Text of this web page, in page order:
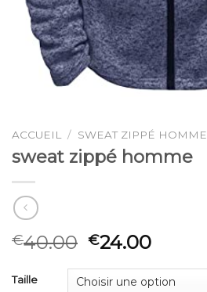
ACCUEIL / SWEAT ZIPPÉ HOMME
sweat zippé homme
€40.00 €24.00
Taille